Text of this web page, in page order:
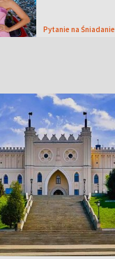
Pytanie na Śniadanie